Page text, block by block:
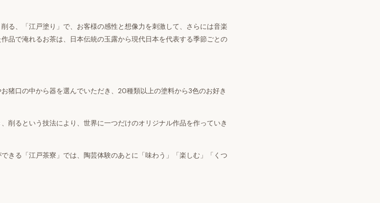
る、「江戸塗り」で、お客様の感性と想像力を刺激して、さらには音楽
品で淹れるお茶は、日本伝統の玉露から現代日本を代表する季節ごとの
猪口の中から器を選んでいただき、 20種類以上の塗料から3色のお好き
削るという技法により、世界に一つだけのオリジナル作品を作っていき
きる「江戸茶寮」では、陶芸体験のあとに「味わう」「楽しむ」「くつ